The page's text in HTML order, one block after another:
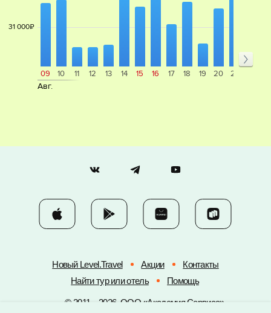
31 000₽
Авг.
09 10 11 12 13 14 15 16 17 18 19 20 21
Новый Level.Travel Акции
Контакты
Найти тур или отель
Помощь
© 2011 – 2026, ООО «Академия Сервиса»